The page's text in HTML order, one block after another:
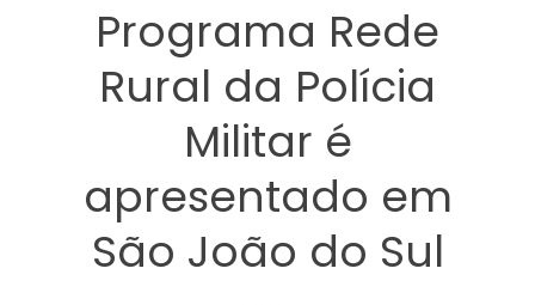
Programa Rede
Rural da Polícia
Militar é
apresentado em
São João do Sul